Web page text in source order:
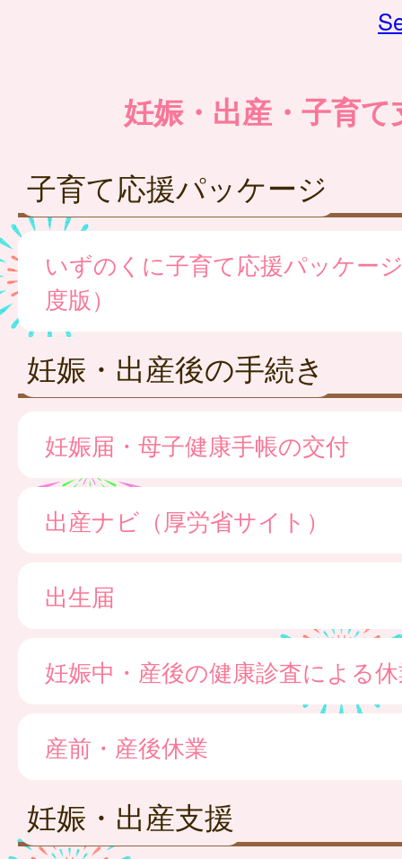
妊娠・出産・子育て
子育て応援パッケージ
いずのくに子育て応援パッケー
度版）
妊娠・出産後の手続き
妊娠届・母子健康手帳の交付
出産ナビ（厚労省サイト）
出生届
妊娠中・産後の健康診査による
産前・産後休業
妊娠・出産支援